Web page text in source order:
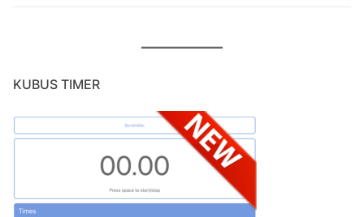
KUBUS TIMER